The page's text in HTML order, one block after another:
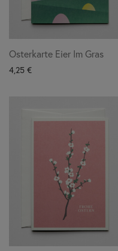
Osterkarte Eier Im Gras
4,25 €